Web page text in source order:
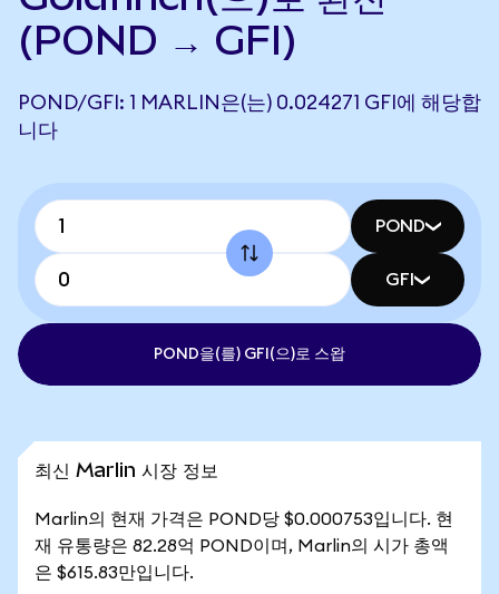
(POND → GFI)
POND/GFI: 1 MARLIN은(는) 0.024271 GFI에 해당합
니다
POND
GFI
POND을(를) GFI(으)로 스왑
최신 Marlin 시장 정보
Marlin의 현재 가격은 POND당 $0.000753입니다. 현
재 유통량은 82.28억 POND이며, Marlin의 시가 총액
은 $615.83만입니다.